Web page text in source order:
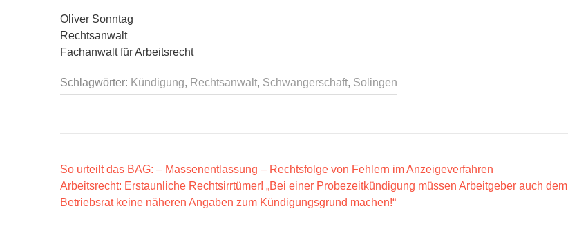
Oliver Sonntag
Rechtsanwalt
Fachanwalt für Arbeitsrecht
Schlagwörter: Kündigung, Rechtsanwalt, Schwangerschaft, Solingen
B
e
i
So urteilt das BAG: – Massenentlassung – Rechtsfolge von Fehlern im Anzeigeverfahren
Arbeitsrecht: Erstaunliche Rechtsirrtümer! „Bei einer Probezeitkündigung müssen Arbeitgeber auch dem
Betriebsrat keine näheren Angaben zum Kündigungsgrund machen!“